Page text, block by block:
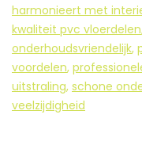
harmonieert met
kwaliteit pvc vloerdelen
onderhoudsvriendelijk,
voordelen,
uitstraling, schone
veelzijdigheid